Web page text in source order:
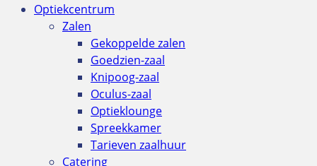
Optiekcentrum
Zalen
Gekoppelde zalen
Goedzien-zaal
Knipoog-zaal
Oculus-zaal
Optieklounge
Spreekkamer
Tarieven zaalhuur
Catering